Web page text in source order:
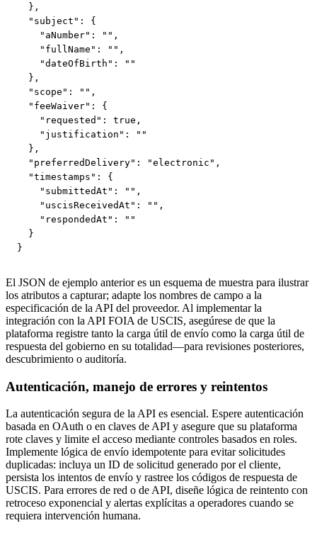
  },
  "subject": {
    "aNumber": "",
    "fullName": "",
    "dateOfBirth": ""
  },
  "scope": "",
  "feeWaiver": {
    "requested": true,
    "justification": ""
  },
  "preferredDelivery": "electronic",
  "timestamps": {
    "submittedAt": "",
    "uscisReceivedAt": "",
    "respondedAt": ""
  }
}
El JSON de ejemplo anterior es un esquema de muestra para ilustrar
los atributos a capturar; adapte los nombres de campo a la
especificación de la API del proveedor. Al implementar la
integración con la API FOIA de USCIS, asegúrese de que la
plataforma registre tanto la carga útil de envío como la carga útil de
respuesta del gobierno en su totalidad—para revisiones posteriores,
descubrimiento o auditoría.
Autenticación, manejo de errores y reintentos
La autenticación segura de la API es esencial. Espere autenticación
basada en OAuth o en claves de API y asegure que su plataforma
rote claves y limite el acceso mediante controles basados en roles.
Implemente lógica de envío idempotente para evitar solicitudes
duplicadas: incluya un ID de solicitud generado por el cliente,
persista los intentos de envío y rastree los códigos de respuesta de
USCIS. Para errores de red o de API, diseñe lógica de reintento con
retroceso exponencial y alertas explícitas a operadores cuando se
requiera intervención humana.